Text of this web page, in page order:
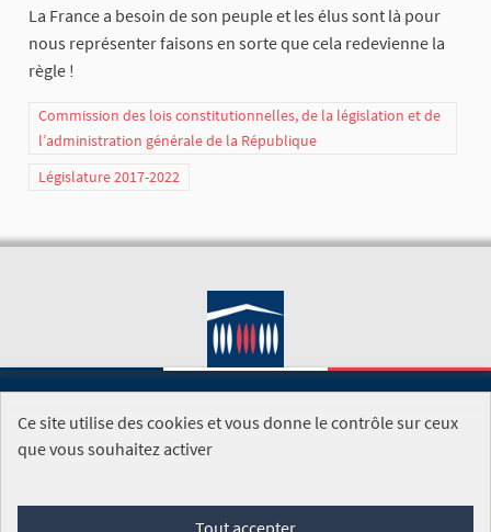
La France a besoin de son peuple et les élus sont là pour
nous représenter faisons en sorte que cela redevienne la
règle !
Commission des lois constitutionnelles, de la législation et de
l’administration générale de la République
Législature 2017-2022
SITE DE L'ASSEMBLÉE NATIONALE
Foire aux questions
Ce site utilise des cookies et vous donne le contrôle sur ceux
que vous souhaitez activer
Tout accepter